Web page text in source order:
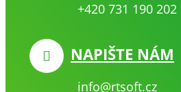
+420 731 190 202
NAPIŠTE NÁM
info@rtsoft.cz